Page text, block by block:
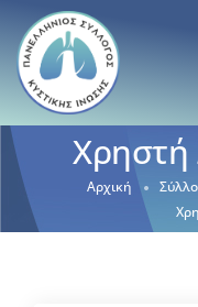
Χρηστή
Αρχική